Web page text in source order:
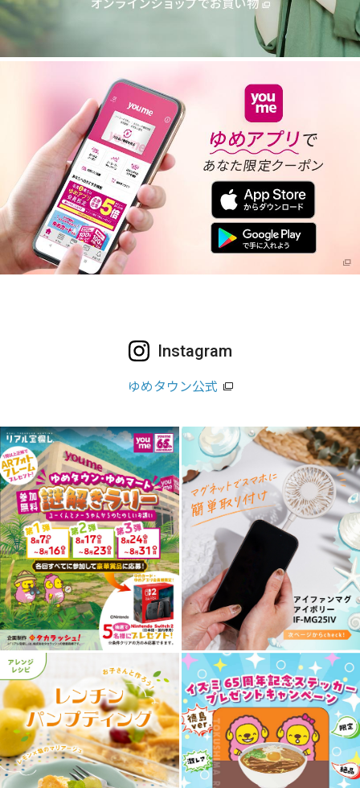
Instagram
ゆめタウン公式